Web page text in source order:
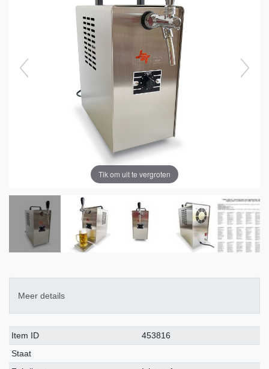
Tik om uit te vergroten
Meer details
Technisch
kenmerk
Waarde
Item ID
453816
Staat